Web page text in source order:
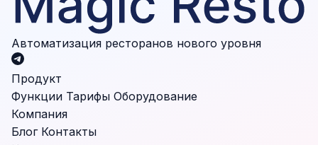
Автоматизация ресторанов нового уровня
Продукт
Функции Тарифы Оборудование
Компания
Блог Контакты